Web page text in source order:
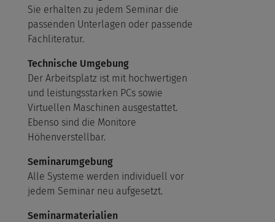
Sie erhalten zu jedem Seminar die
passenden Unterlagen oder passende
Fachliteratur.
Technische Umgebung
Der Arbeitsplatz ist mit hochwertigen
und leistungsstarken PCs sowie
Virtuellen Maschinen ausgestattet.
Ebenso sind die Monitore
Höhenverstellbar.
Seminarumgebung
Alle Systeme werden individuell vor
jedem Seminar neu aufgesetzt.
Seminarmaterialien